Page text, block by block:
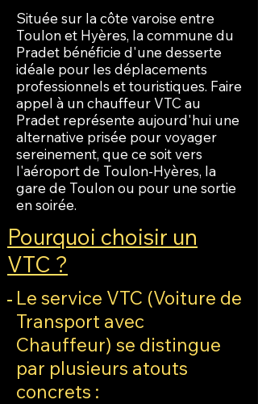
Située sur la côte varoise entre
Toulon et Hyères, la commune du
Pradet bénéficie d'une desserte
idéale pour les déplacements
professionnels et touristiques. Faire
appel à un chauffeur VTC au
Pradet représente aujourd'hui une
alternative prisée pour voyager
sereinement, que ce soit vers
l'aéroport de Toulon-Hyères, la
gare de Toulon ou pour une sortie
en soirée.
Pourquoi choisir un
VTC ?
Le service VTC (Voiture de
Transport avec
Chauffeur) se distingue
par plusieurs atouts
concrets :